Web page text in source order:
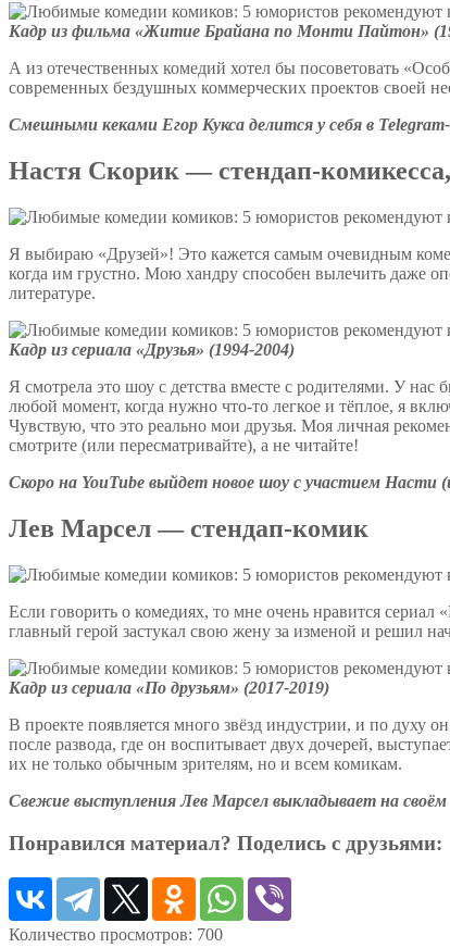
Кадр из фильма «Житие Брайана по Монти Пайтон»
А из отечественных комедий хотел бы посоветовать
современных бездушных коммерческих проектов своей
Смешными кеками Егор Кукса делится у себя в
Настя Скорик — стендап-
Я выбираю «Друзей»! Это кажется самым очевидным
когда им грустно. Мою хандру способен вылечить даже
литературе.
Кадр из сериала «Друзья» (1994-2004)
Я смотрела это шоу с детства вместе с родителями. У нас
любой момент, когда нужно что-то легкое и тёплое, я
Чувствую, что это реально мои друзья. Моя личная
смотрите (или пересматривайте), а не читайте!
Скоро на YouTube выйдет новое шоу с участием Насти
Лев Марсел — стендап-комик
Если говорить о комедиях, то мне очень нравится сериал
главный герой застукал свою жену за изменой и решил
Кадр из сериала «По друзьям» (2017-2019)
В проекте появляется много звёзд индустрии, и по
после развода, где он воспитывает двух дочерей,
их не только обычным зрителям, но и всем комикам.
Свежие выступления Лев Марсел выкладывает на
Понравился материал? Поделись с друзьями:
Количество просмотров: 700